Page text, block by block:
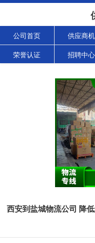
公司首页 供应商机
荣誉认证 招聘中心
西安到盐城物流公司 降